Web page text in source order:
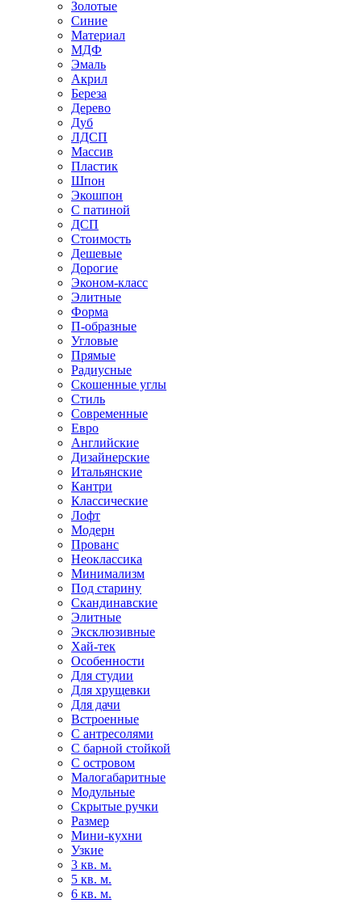
Золотые
Синие
Материал
МДФ
Эмаль
Акрил
Береза
Дерево
Дуб
ЛДСП
Массив
Пластик
Шпон
Экошпон
С патиной
ДСП
Стоимость
Дешевые
Дорогие
Эконом-класс
Элитные
Форма
П-образные
Угловые
Прямые
Радиусные
Скошенные углы
Стиль
Современные
Евро
Английские
Дизайнерские
Итальянские
Кантри
Классические
Лофт
Модерн
Прованс
Неоклассика
Минимализм
Под старину
Скандинавские
Элитные
Эксклюзивные
Хай-тек
Особенности
Для студии
Для хрущевки
Для дачи
Встроенные
С антресолями
С барной стойкой
С островом
Малогабаритные
Модульные
Скрытые ручки
Размер
Мини-кухни
Узкие
3 кв. м.
5 кв. м.
6 кв. м.